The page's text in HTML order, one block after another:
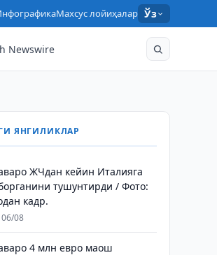
Махсус лойиҳалар Ўз
Newswire
ЯНГИЛИКЛАР
ЖЧдан кейин Италияга
тушунтирди / Фото:
кадр.
06/08
4 млн евро маош